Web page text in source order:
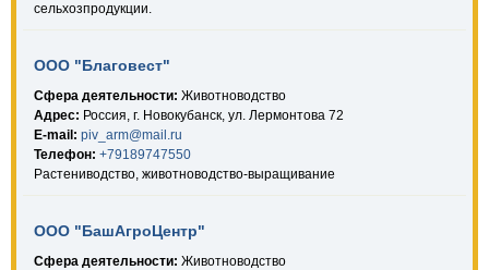
сельхозпродукции.
ООО "Благовест"
Сфера деятельности: Животноводство
Адрес: Россия, г. Новокубанск, ул. Лермонтова 72
E-mail: piv_arm@mail.ru
Телефон: +79189747550
Растениводство, животноводство-выращивание
ООО "БашАгроЦентр"
Сфера деятельности: Животноводство